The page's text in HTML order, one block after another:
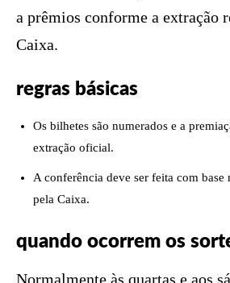
a prêmios conforme a extração
Caixa.
regras básicas
Os bilhetes são numerados e a
extração oficial.
A conferência deve ser feita com base
pela Caixa.
quando ocorrem os
Normalmente às quartas e aos